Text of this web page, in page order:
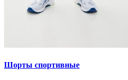
Шорты спортивные